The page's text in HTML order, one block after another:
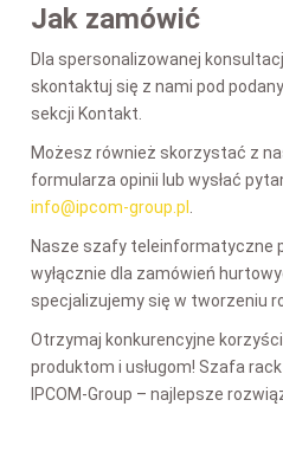
Jak zamówić
Dla spersonalizowanej
skontaktuj się z nami pod
sekcji Kontakt.
Możesz również skorzystać z
formularza opinii lub wysłać
info@ipcom-group.pl
Nasze szafy teleinformatyczne
wyłącznie dla zamówień
specjalizujemy się w tworzeniu
Otrzymaj konkurencyjne
produktom i usługom! Szafa
IPCOM-Group – najlepsze